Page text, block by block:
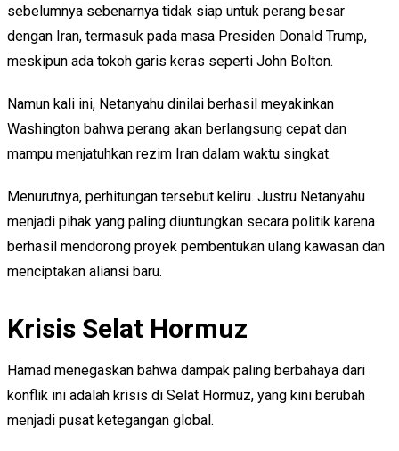
sebelumnya sebenarnya tidak siap untuk perang besar
dengan Iran, termasuk pada masa Presiden Donald Trump,
meskipun ada tokoh garis keras seperti John Bolton.
Namun kali ini, Netanyahu dinilai berhasil meyakinkan
Washington bahwa perang akan berlangsung cepat dan
mampu menjatuhkan rezim Iran dalam waktu singkat.
Menurutnya, perhitungan tersebut keliru. Justru Netanyahu
menjadi pihak yang paling diuntungkan secara politik karena
berhasil mendorong proyek pembentukan ulang kawasan dan
menciptakan aliansi baru.
Krisis Selat Hormuz
Hamad menegaskan bahwa dampak paling berbahaya dari
konflik ini adalah krisis di Selat Hormuz, yang kini berubah
menjadi pusat ketegangan global.